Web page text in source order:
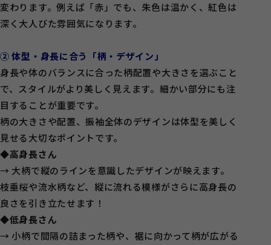
変わります。例えば「赤」でも、朱色は温かく、紅色は
深く大人びた雰囲気になります。
② 体型・身長に合う「柄・デザイン」
身長や体のバランスに合った柄配置や大きさを選ぶこと
で、スタイルがより美しく見えます。細かい部分にも注
目することが重要です。
柄の大きさや配置、振袖全体のデザインは体型を美しく
見せる大切なポイントです。
◆高身長さん
→ 大柄で縦のラインを意識したデザインが映えます。
枝垂桜や流水柄など、縦に流れる模様がさらに高身長の
良さを引き立たせます！
◆低身長さん
→ 小柄で間隔の詰まった柄や、裾に向かって柄が広がる